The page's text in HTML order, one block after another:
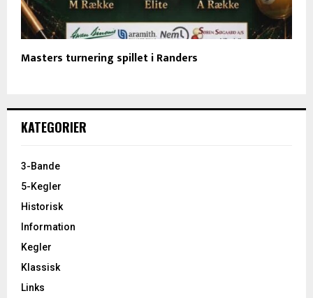
Masters turnering spillet i Randers
KATEGORIER
3-Bande
5-Kegler
Historisk
Information
Kegler
Klassisk
Links